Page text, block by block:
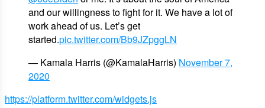
and our willingness to fight for it. We have a lot of
work ahead of us. Let’s get
started.pic.twitter.com/Bb9JZpggLN
— Kamala Harris (@KamalaHarris) November 7,
2020
https://platform.twitter.com/widgets.js